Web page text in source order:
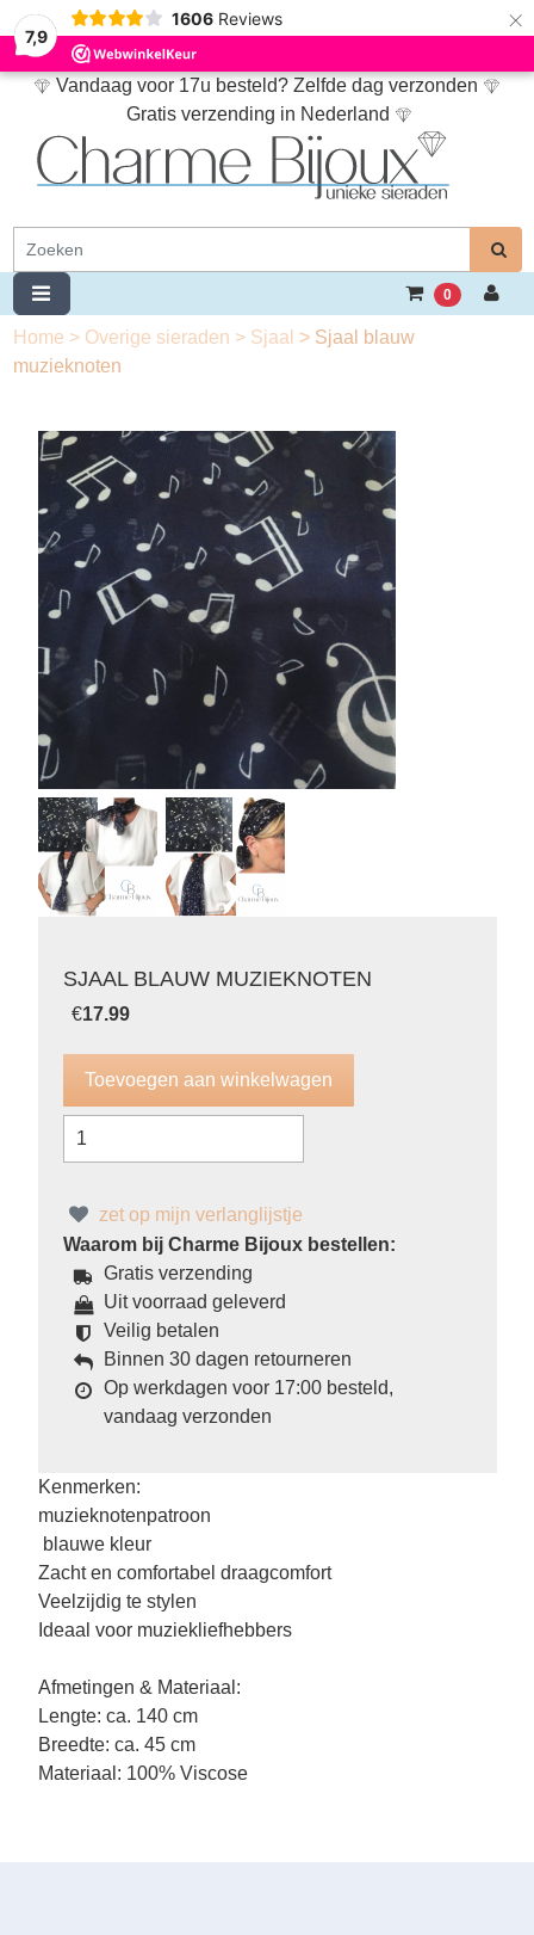
7,9
1606 Reviews ×
Vandaag voor 17u besteld? Zelfde dag verzonden
Gratis verzending in Nederland
0
Home > Overige sieraden > Sjaal > Sjaal blauw
muzieknoten
SJAAL BLAUW MUZIEKNOTEN
€17.99
zet op mijn verlanglijstje
Waarom bij Charme Bijoux bestellen:
Gratis verzending
Uit voorraad geleverd
Veilig betalen
Binnen 30 dagen retourneren
Op werkdagen voor 17:00 besteld,
vandaag verzonden
Kenmerken:
muzieknotenpatroon
blauwe kleur
Zacht en comfortabel draagcomfort
Veelzijdig te stylen
Ideaal voor muziekliefhebbers
Afmetingen & Materiaal:
Lengte: ca. 140 cm
Breedte: ca. 45 cm
Materiaal: 100% Viscose